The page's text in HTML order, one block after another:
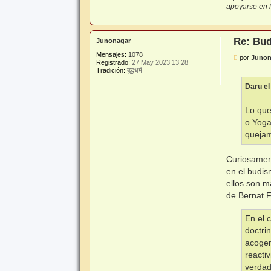
apoyarse en
Junonagar
Mensajes: 1078
Registrado: 27 May 2023 13:28
Tradición: बुद्धधर्म
Re:
M
por
Daru
Lo
o
en el
ellos son
de Bernat
En el